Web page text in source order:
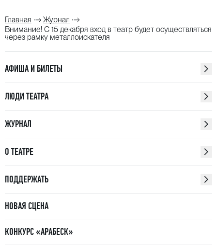
Главная
Журнал
Внимание! С 15 декабря вход в театр будет осуществляться
через рамку металлоискателя
АФИША И БИЛЕТЫ
ЛЮДИ ТЕАТРА
ЖУРНАЛ
О ТЕАТРЕ
ПОДДЕРЖАТЬ
НОВАЯ СЦЕНА
КОНКУРС «АРАБЕСК»